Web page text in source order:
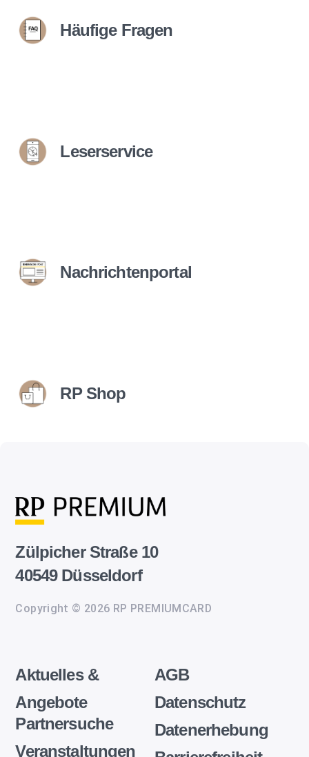
Häufige Fragen
Leserservice
Nachrichtenportal
RP Shop
Zülpicher Straße 10
40549 Düsseldorf
Copyright © 2026 RP PREMIUMCARD
Aktuelles &
Angebote
Partnersuche
Veranstaltungen
AGB
Datenschutz
Datenerhebung